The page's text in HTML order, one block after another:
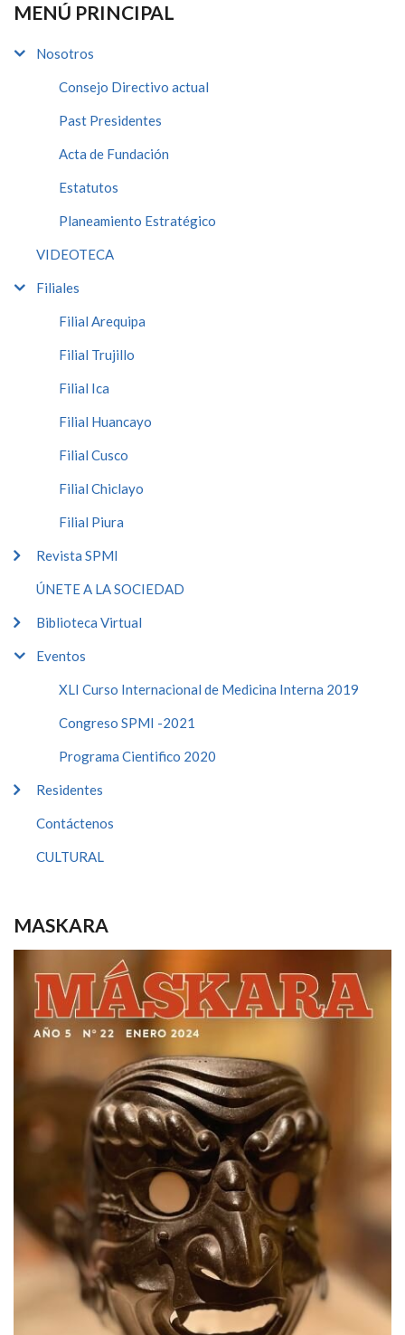
MENÚ PRINCIPAL
Nosotros
Consejo Directivo actual
Past Presidentes
Acta de Fundación
Estatutos
Planeamiento Estratégico
VIDEOTECA
Filiales
Filial Arequipa
Filial Trujillo
Filial Ica
Filial Huancayo
Filial Cusco
Filial Chiclayo
Filial Piura
Revista SPMI
ÚNETE A LA SOCIEDAD
Biblioteca Virtual
Eventos
XLI Curso Internacional de Medicina Interna 2019
Congreso SPMI -2021
Programa Cientifico 2020
Residentes
Contáctenos
CULTURAL
MASKARA